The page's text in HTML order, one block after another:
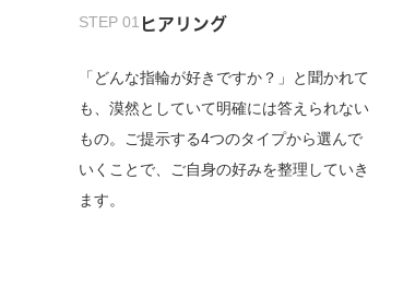
STEP 01 ヒアリング
「どんな指輪が好きですか？」と聞かれて
も、漠然としていて明確には答えられない
もの。ご提示する4つのタイプから選んで
いくことで、ご自身の好みを整理していき
ます。